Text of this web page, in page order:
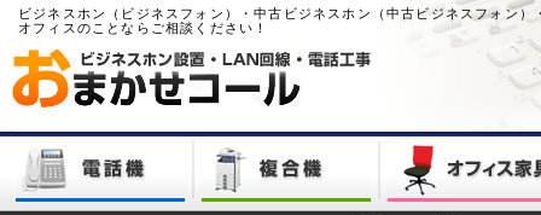
ビジネスホン（ビジネスフォン）・中古ビジネスホン（中古ビジネスフォン
オフィスのことならご相談ください！